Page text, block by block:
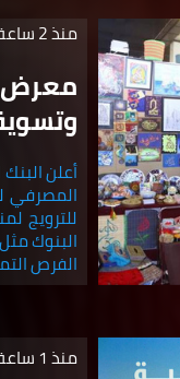
منذ 2 ساعة
معرض
أعلن
المصرفي
للترويج
الفرص
منذ 1 ساعة